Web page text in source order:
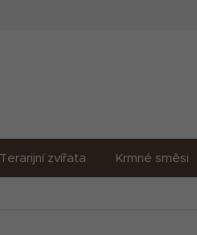
(AI)
Terarijní zvířata Krmné směsi